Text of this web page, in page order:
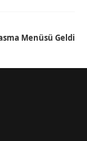
Menüsü Geldi